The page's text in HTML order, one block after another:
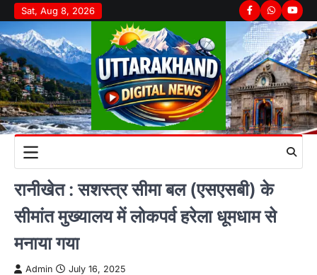
Skip
to
content
Sat, Aug 8, 2026 Facebook
Whatsapp
रानीखेत : सशस्त्र सीमा बल (एसएसबी) के
सीमांत मुख्यालय में लोकपर्व हरेला धूमधाम से
मनाया गया
Admin July 16, 2025